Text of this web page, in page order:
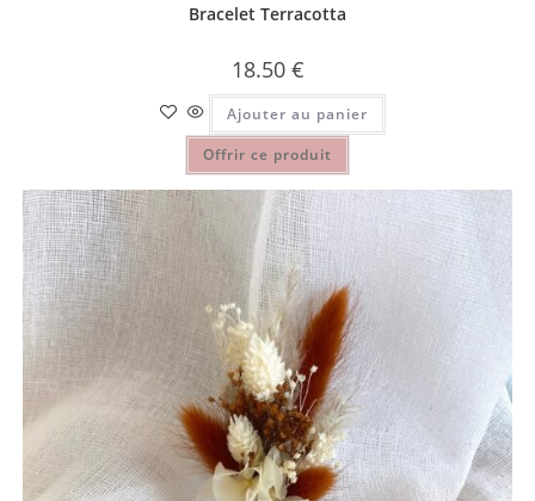
Bracelet Terracotta
18.50 €
Ajouter au panier
Offrir ce produit